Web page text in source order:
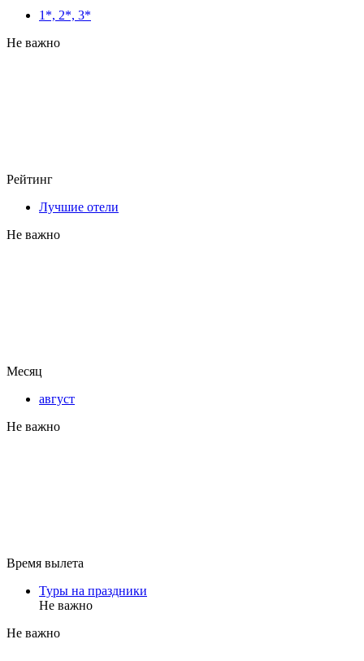
1*, 2*, 3*
Не важно
Рейтинг
Лучшие отели
Не важно
Месяц
август
Не важно
Время вылета
Туры на праздники
Не важно
Не важно